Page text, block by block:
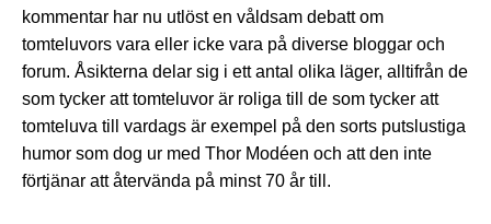
kommentar har nu utlöst en våldsam debatt om
tomteluvors vara eller icke vara på diverse bloggar och
forum. Åsikterna delar sig i ett antal olika läger, alltifrån de
som tycker att tomteluvor är roliga till de som tycker att
tomteluva till vardags är exempel på den sorts putslustiga
humor som dog ur med Thor Modéen och att den inte
förtjänar att återvända på minst 70 år till.